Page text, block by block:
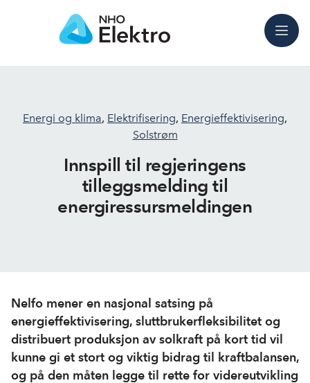
Meny
Energi og klima, Elektrifisering, Energieffektivisering,
Solstrøm
Innspill til regjeringens
tilleggsmelding til
energiressursmeldingen
Nelfo mener en nasjonal satsing på
energieffektivisering, sluttbrukerfleksibilitet og
distribuert produksjon av solkraft på kort tid vil
kunne gi et stort og viktig bidrag til kraftbalansen,
og på den måten legge til rette for videreutvikling